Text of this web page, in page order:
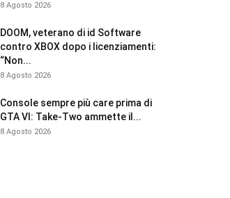
8 Agosto 2026
DOOM, veterano di id Software
contro XBOX dopo i licenziamenti:
“Non...
8 Agosto 2026
Console sempre più care prima di
GTA VI: Take-Two ammette il...
8 Agosto 2026